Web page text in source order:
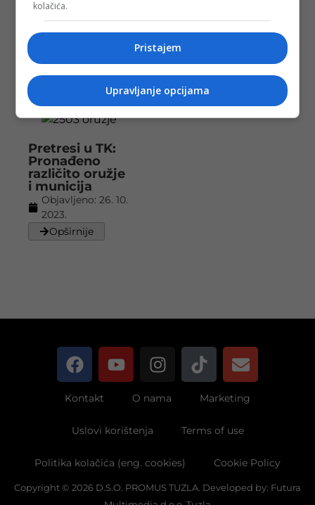
oružju i
municiji
Objavljeno:19. 07.
Opširnije
Pretresi u TK:
Pronađeno
različito oružje
i municija
Objavljeno: 26. 10.
2023.
Opširnije
Kontakt O nama Marketing
Uslovi korištenja Terms of use
Politika kolačića (eng. cookies) Cookie Policy
Copyright © 2026 D.S.O. PROMUS TUZLA. Developed by: Futura
kolačića.
Pristajem
Upravljanje opcijama